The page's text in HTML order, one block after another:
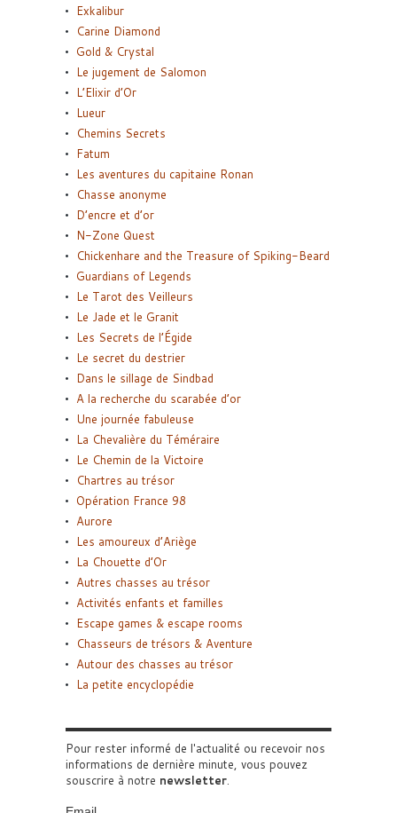
Exkalibur
Carine Diamond
Gold & Crystal
Le jugement de Salomon
L’Elixir d’Or
Lueur
Chemins Secrets
Fatum
Les aventures du capitaine Ronan
Chasse anonyme
D’encre et d’or
N-Zone Quest
Chickenhare and the Treasure of Spiking-Beard
Guardians of Legends
Le Tarot des Veilleurs
Le Jade et le Granit
Les Secrets de l’Égide
Le secret du destrier
Dans le sillage de Sindbad
A la recherche du scarabée d’or
Une journée fabuleuse
La Chevalière du Téméraire
Le Chemin de la Victoire
Chartres au trésor
Opération France 98
Aurore
Les amoureux d’Ariège
La Chouette d’Or
Autres chasses au trésor
Activités enfants et familles
Escape games & escape rooms
Chasseurs de trésors & Aventure
Autour des chasses au trésor
La petite encyclopédie
Pour rester informé de l'actualité ou recevoir nos
informations de dernière minute, vous pouvez
souscrire à notre newsletter.